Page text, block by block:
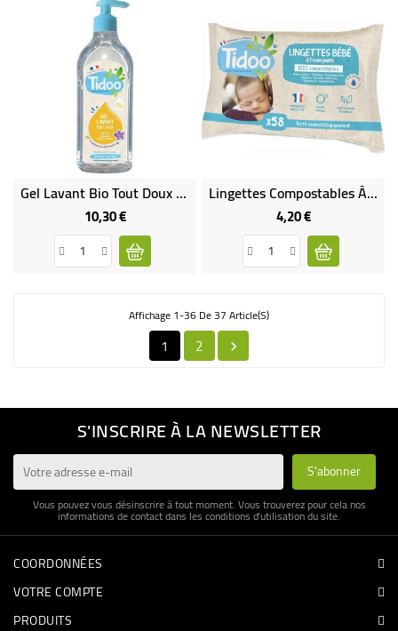
Gel Lavant Bio Tout Doux TIDOO - 495 Ml
10,30 €Prix
Lingettes Compostables À Domicile, À L'eau Pure
4,20 €Prix
Affichage 1-36 De 37 Article(s)
1 2 
S'INSCRIRE À LA NEWSLETTER
Vous pouvez vous désinscrire à tout moment. Vous trouverez pour cela nos
informations de contact dans les conditions d'utilisation du site.
COORDONNÉES
VOTRE COMPTE
PRODUITS